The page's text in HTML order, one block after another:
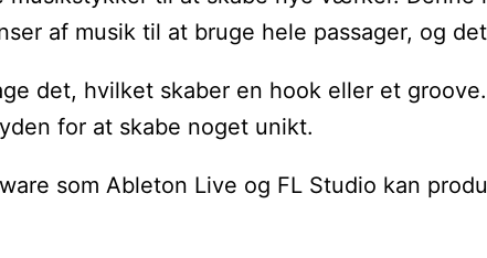
af musik til at bruge hele passager, og
det, hvilket skaber en hook eller et
for at skabe noget unikt.
som Ableton Live og FL Studio kan